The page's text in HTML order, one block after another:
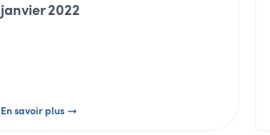
janvier 2022
En savoir plus